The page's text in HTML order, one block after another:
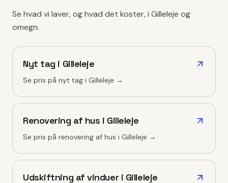
Se hvad vi laver, og hvad det koster, i Gilleleje og
omegn.
Nyt tag i Gilleleje
Se pris på nyt tag i Gilleleje →
Renovering af hus i Gilleleje
Se pris på renovering af hus i Gilleleje →
Udskiftning af vinduer i Gilleleje